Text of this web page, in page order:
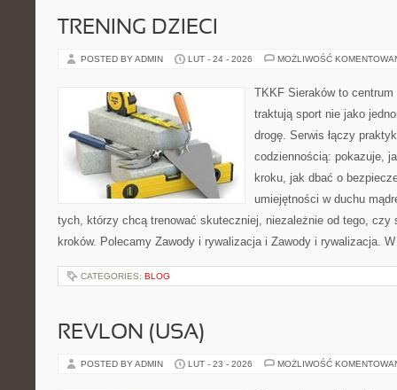
TRENING DZIECI
POSTED BY ADMIN LUT - 24 - 2026 MOŻLIWOŚĆ
TKKF Sieraków to
traktują sport nie jako
drogę. Serwis łączy
codziennością: pokazuje,
kroku, jak dbać o
umiejętności w duchu
tych, którzy chcą trenować skuteczniej, niezależnie od tego, czy
kroków. Polecamy Zawody i rywalizacja i Zawody i rywalizacja.
CATEGORIES: BLOG
REVLON (USA)
POSTED BY ADMIN LUT - 23 - 2026 MOŻLIWOŚĆ